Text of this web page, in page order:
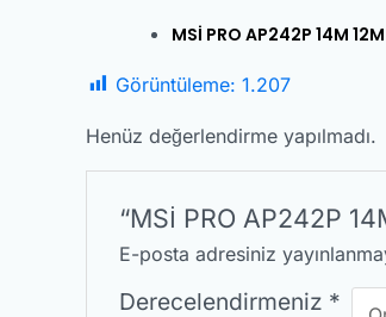
MSİ PRO AP242P 14M
Görüntüleme: 1.207
Henüz değerlendirme yapılmadı.
“MSİ PRO AP242P
E-posta adresiniz
Derecelendirmeniz *